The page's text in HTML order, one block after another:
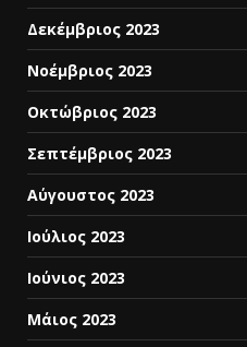
Δεκέμβριος 2023
Νοέμβριος 2023
Οκτώβριος 2023
Σεπτέμβριος 2023
Αύγουστος 2023
Ιούλιος 2023
Ιούνιος 2023
Μάιος 2023